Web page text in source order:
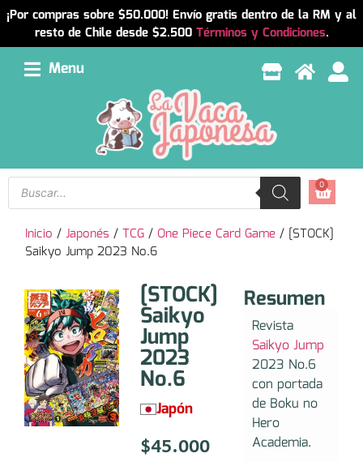
¡Por compras sobre $50.000! Envío gratis dentro de la RM y al
resto de Chile desde $2.500 Términos y Condiciones.
Menu
0
Inicio /Japonés /TCG / One Piece Card Game / [STOCK]
Saikyo Jump 2023 No.6
[STOCK]
Saikyo
Jump
2023
No.6
Japón
$45.000
Resumen
Revista
Saikyo Jump
2023 No.6
con portada
de Boku no
Hero
Academia.